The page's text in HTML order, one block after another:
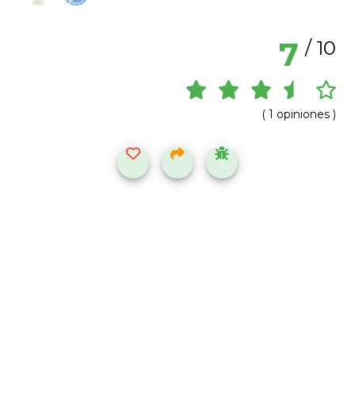
7 / 10
( 1 opiniones )